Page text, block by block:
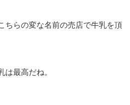
ちらの変な名前の売店で牛乳を頂
は最高だね。